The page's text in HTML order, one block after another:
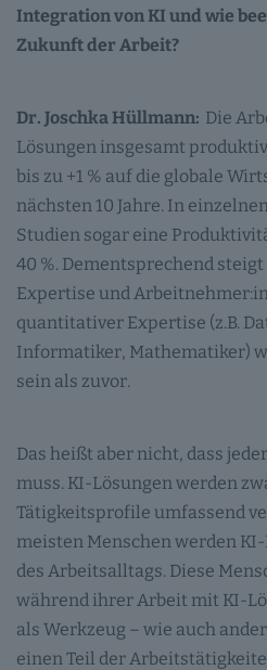
Integration von KI und wie
Zukunft der Arbeit?
Dr. Joschka Hüllmann: Die
Lösungen insgesamt
bis zu +1 % auf die globale
nächsten 10 Jahre. In
Studien sogar eine
40 %. Dementsprechend
Expertise und
quantitativer Expertise (z.B.
Informatiker, Mathematiker)
sein als zuvor.
Das heißt aber nicht, dass
muss. KI-Lösungen werden
Tätigkeitsprofile umfassend
meisten Menschen werden
des Arbeitsalltags. Diese
während ihrer Arbeit mit KI-
als Werkzeug – wie auch
einen Teil der